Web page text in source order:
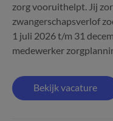
zorg vooruithelpt. Jij
zwangerschapsverlof
1 juli 2026 t/m 31
medewerker
Bekijk vacature